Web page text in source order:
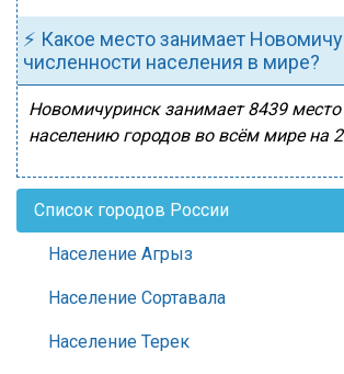
⚡ Какое место занимает
численности населения в мире?
Новомичуринск занимает 8439 место
населению городов во всём мире на
Список городов России
Население Агрыз
Население Сортавала
Население Терек